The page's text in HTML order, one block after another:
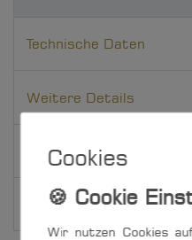
Technische Daten
Weitere Details
EU-Verantwortlicher
Hersteller
Cookies
Wir nutzen Cookies